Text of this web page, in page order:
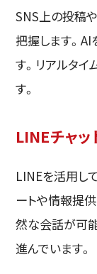
SNS上の投稿
把握します。
す。リアルタ
す。
LINEチャ
LINEを活用し
ートや情報提
然な会話が可
進んでいます。